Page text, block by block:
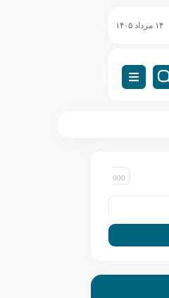
راه‌اندازی VDI (دسکتاپ مجازی) ۱۴ مرداد ۱۴۰۵